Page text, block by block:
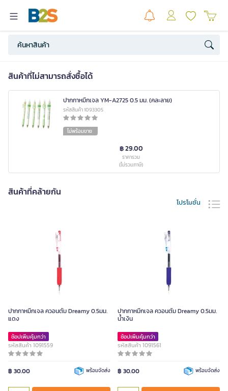
สินค้าที่ไม่สามารถสั่งซื้อได้
ปากกาหมึกเจล YM-A2725 0.5 มม. (คละลาย)
รหัสสินค้า 1093305
ไม่พร้อมขาย
฿ 29.00
ราคารวม
(ไม่รวมภาษี)
สินค้าที่คล้ายกัน
โปรโมชั่น
ปากกาหมึกเจล ควอนตั้ม Dreamy 0.5มม.
แดง
ช้อปเพิ่มคุ้มกว่า
รหัสสินค้า 1091559
฿ 30.00 พร้อมจัดส่ง
ปากกาหมึกเจล ควอนตั้ม Dreamy 0.5มม.
น้ำเงิน
ช้อปเพิ่มคุ้มกว่า
รหัสสินค้า 1091561
฿ 30.00 พร้อมจัดส่ง